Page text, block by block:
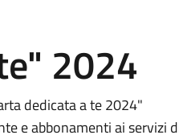
2024
dedicata a te 2024"
e abbonamenti ai servizi